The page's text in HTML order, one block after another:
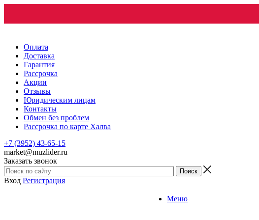
Оплата
Доставка
Гарантия
Рассрочка
Акции
Отзывы
Юридическим лицам
Контакты
Обмен без проблем
Рассрочка по карте Халва
+7 (3952) 43-65-15
market@muzlider.ru
Заказать звонок
Вход Регистрация
Меню